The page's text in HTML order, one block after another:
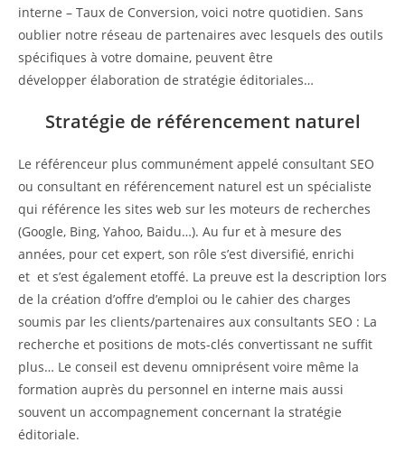
interne – Taux de Conversion, voici notre quotidien. Sans
oublier notre réseau de partenaires avec lesquels des outils
spécifiques à votre domaine, peuvent être
développer élaboration de stratégie éditoriales…
Stratégie de référencement naturel
Le référenceur plus communément appelé consultant SEO
ou consultant en référencement naturel est un spécialiste
qui référence les sites web sur les moteurs de recherches
(Google, Bing, Yahoo, Baidu…). Au fur et à mesure des
années, pour cet expert, son rôle s’est diversifié, enrichi
et et s’est également etoffé. La preuve est la description lors
de la création d’offre d’emploi ou le cahier des charges
soumis par les clients/partenaires aux consultants SEO : La
recherche et positions de mots-clés convertissant ne suffit
plus… Le conseil est devenu omniprésent voire même la
formation auprès du personnel en interne mais aussi
souvent un accompagnement concernant la stratégie
éditoriale.